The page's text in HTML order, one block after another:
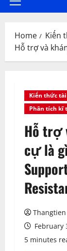
Primary
Home
Kiến
Hỗ trợ và
Kiến thức
Phân tích kĩ
Hỗ trợ
cự là
Thangtien
February
5 minutes